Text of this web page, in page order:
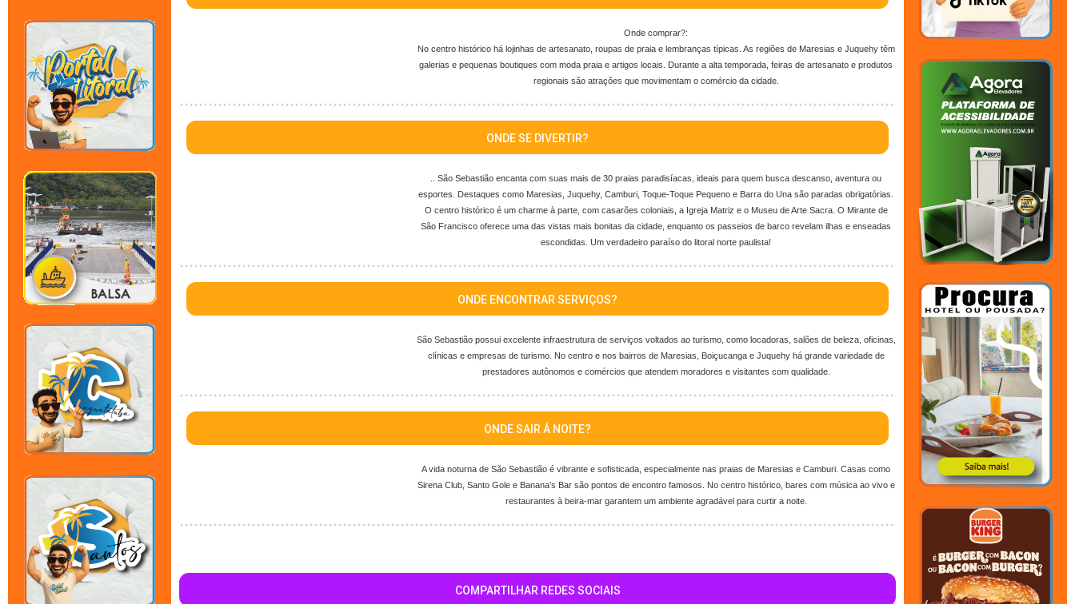
Onde comprar?:
No centro histórico há lojinhas de artesanato, roupas de praia e lembranças típicas. As regiões de Maresias e Juquehy têm
galerias e pequenas boutiques com moda praia e artigos locais. Durante a alta temporada, feiras de artesanato e produtos
regionais são atrações que movimentam o comércio da cidade.
ONDE SE DIVERTIR?
.. São Sebastião encanta com suas mais de 30 praias paradisíacas, ideais para quem busca descanso, aventura ou
esportes. Destaques como Maresias, Juquehy, Camburi, Toque-Toque Pequeno e Barra do Una são paradas obrigatórias.
O centro histórico é um charme à parte, com casarões coloniais, a Igreja Matriz e o Museu de Arte Sacra. O Mirante de
São Francisco oferece uma das vistas mais bonitas da cidade, enquanto os passeios de barco revelam ilhas e enseadas
escondidas. Um verdadeiro paraíso do litoral norte paulista!
ONDE ENCONTRAR SERVIÇOS?
São Sebastião possui excelente infraestrutura de serviços voltados ao turismo, como locadoras, salões de beleza, oficinas,
clínicas e empresas de turismo. No centro e nos bairros de Maresias, Boiçucanga e Juquehy há grande variedade de
prestadores autônomos e comércios que atendem moradores e visitantes com qualidade.
ONDE SAIR Á NOITE?
A vida noturna de São Sebastião é vibrante e sofisticada, especialmente nas praias de Maresias e Camburi. Casas como
Sirena Club, Santo Gole e Banana’s Bar são pontos de encontro famosos. No centro histórico, bares com música ao vivo e
restaurantes à beira-mar garantem um ambiente agradável para curtir a noite.
COMPARTILHAR REDES SOCIAIS